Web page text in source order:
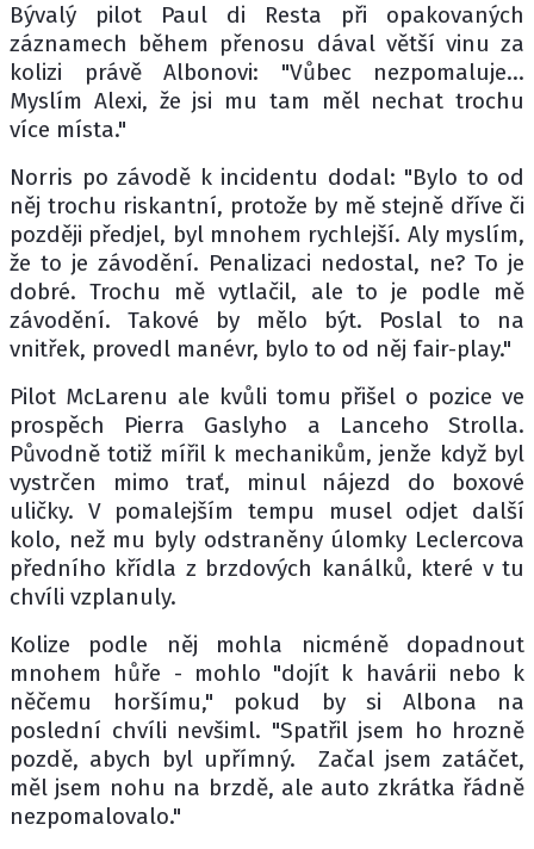
Bývalý pilot Paul di Resta při opakovaných
záznamech během přenosu dával větší vinu za
kolizi právě Albonovi: "Vůbec nezpomaluje...
Myslím Alexi, že jsi mu tam měl nechat trochu
více místa."
Norris po závodě k incidentu dodal: "Bylo to od
něj trochu riskantní, protože by mě stejně dříve či
později předjel, byl mnohem rychlejší. Aly myslím,
že to je závodění. Penalizaci nedostal, ne? To je
dobré. Trochu mě vytlačil, ale to je podle mě
závodění. Takové by mělo být. Poslal to na
vnitřek, provedl manévr, bylo to od něj fair-play."
Pilot McLarenu ale kvůli tomu přišel o pozice ve
prospěch Pierra Gaslyho a Lanceho Strolla.
Původně totiž mířil k mechanikům, jenže když byl
vystrčen mimo trať, minul nájezd do boxové
uličky. V pomalejším tempu musel odjet další
kolo, než mu byly odstraněny úlomky Leclercova
předního křídla z brzdových kanálků, které v tu
chvíli vzplanuly.
Kolize podle něj mohla nicméně dopadnout
mnohem hůře - mohlo "dojít k havárii nebo k
něčemu horšímu," pokud by si Albona na
poslední chvíli nevšiml. "Spatřil jsem ho hrozně
pozdě, abych byl upřímný. Začal jsem zatáčet,
měl jsem nohu na brzdě, ale auto zkrátka řádně
nezpomalovalo."